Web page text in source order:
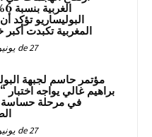
البوليساريو تؤكد
المغربية تكبدت أكبر
27 de يونيو de 2026
مؤتمر حاسم لجبهة
براهيم غالي يواجه اختبار
في مرحلة حساسة
27 de يونيو de 2026